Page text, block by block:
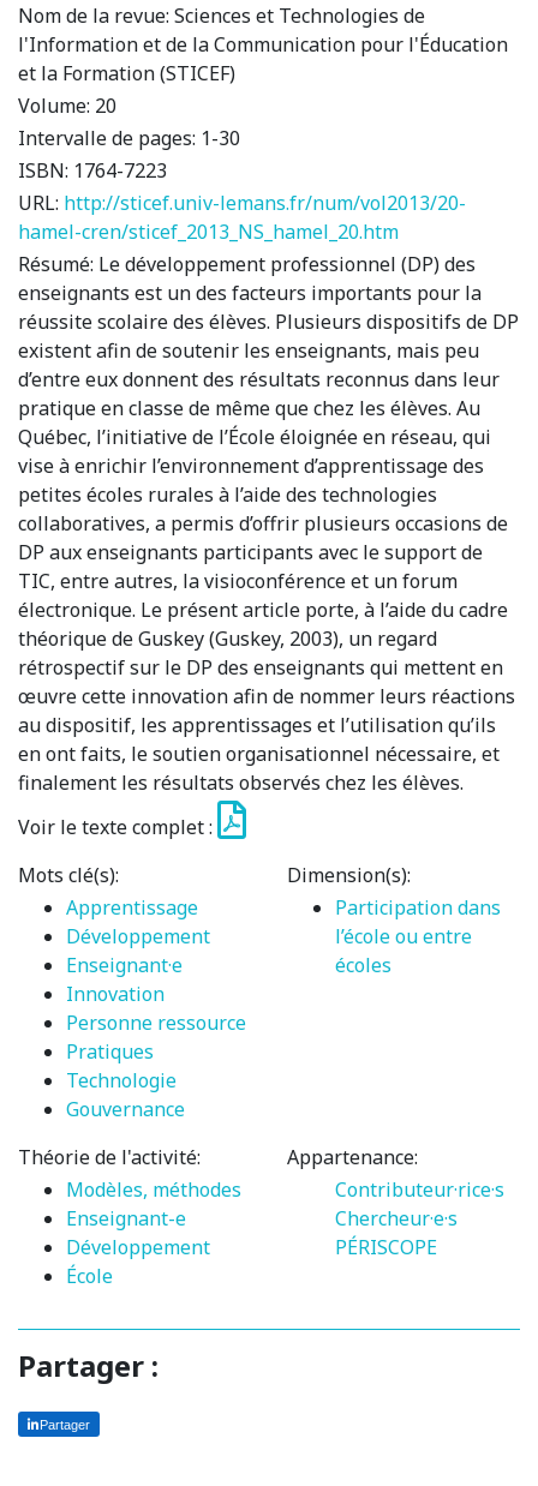
Nom de la revue: Sciences et Technologies de
l'Information et de la Communication pour l'Éducation
et la Formation (STICEF)
Volume: 20
Intervalle de pages: 1-30
ISBN: 1764-7223
URL: http://sticef.univ-lemans.fr/num/vol2013/20-
hamel-cren/sticef_2013_NS_hamel_20.htm
Résumé: Le développement professionnel (DP) des
enseignants est un des facteurs importants pour la
réussite scolaire des élèves. Plusieurs dispositifs de DP
existent afin de soutenir les enseignants, mais peu
d’entre eux donnent des résultats reconnus dans leur
pratique en classe de même que chez les élèves. Au
Québec, l’initiative de l’École éloignée en réseau, qui
vise à enrichir l’environnement d’apprentissage des
petites écoles rurales à l’aide des technologies
collaboratives, a permis d’offrir plusieurs occasions de
DP aux enseignants participants avec le support de
TIC, entre autres, la visioconférence et un forum
électronique. Le présent article porte, à l’aide du cadre
théorique de Guskey (Guskey, 2003), un regard
rétrospectif sur le DP des enseignants qui mettent en
œuvre cette innovation afin de nommer leurs réactions
au dispositif, les apprentissages et l’utilisation qu’ils
en ont faits, le soutien organisationnel nécessaire, et
finalement les résultats observés chez les élèves.
Voir le texte complet :
Mots clé(s):
Apprentissage
Développement
Enseignant·e
Innovation
Personne ressource
Pratiques
Technologie
Gouvernance
Dimension(s):
Participation dans
l’école ou entre
écoles
Théorie de l'activité:
Modèles, méthodes
Enseignant-e
Développement
École
Appartenance:
Contributeur·rice·s
Chercheur·e·s
PÉRISCOPE
Partager :
Partager